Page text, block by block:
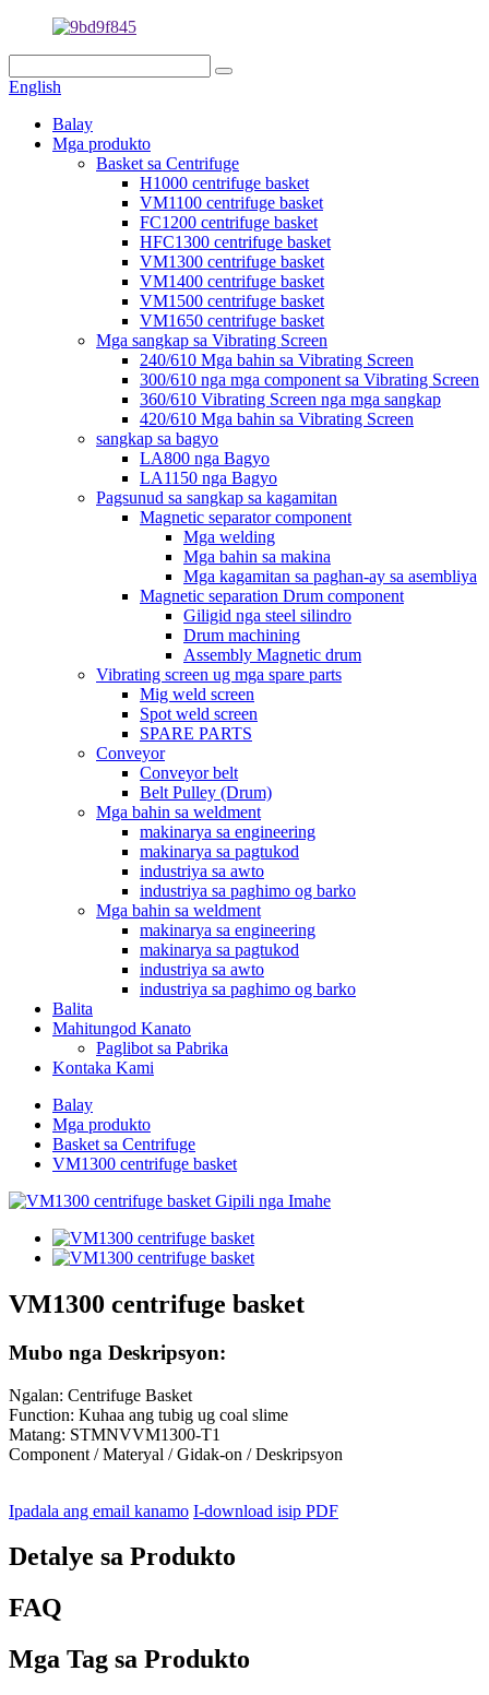
English
Balay
Mga produkto
Basket sa Centrifuge
H1000 centrifuge basket
VM1100 centrifuge basket
FC1200 centrifuge basket
HFC1300 centrifuge basket
VM1300 centrifuge basket
VM1400 centrifuge basket
VM1500 centrifuge basket
VM1650 centrifuge basket
Mga sangkap sa Vibrating Screen
240/610 Mga bahin sa Vibrating Screen
300/610 nga mga component sa Vibrating Screen
360/610 Vibrating Screen nga mga sangkap
420/610 Mga bahin sa Vibrating Screen
sangkap sa bagyo
LA800 nga Bagyo
LA1150 nga Bagyo
Pagsunud sa sangkap sa kagamitan
Magnetic separator component
Mga welding
Mga bahin sa makina
Mga kagamitan sa paghan-ay sa asembliya
Magnetic separation Drum component
Giligid nga steel silindro
Drum machining
Assembly Magnetic drum
Vibrating screen ug mga spare parts
Mig weld screen
Spot weld screen
SPARE PARTS
Conveyor
Conveyor belt
Belt Pulley (Drum)
Mga bahin sa weldment
makinarya sa engineering
makinarya sa pagtukod
industriya sa awto
industriya sa paghimo og barko
Mga bahin sa weldment
makinarya sa engineering
makinarya sa pagtukod
industriya sa awto
industriya sa paghimo og barko
Balita
Mahitungod Kanato
Paglibot sa Pabrika
Kontaka Kami
Balay
Mga produkto
Basket sa Centrifuge
VM1300 centrifuge basket
VM1300 centrifuge basket
Mubo nga Deskripsyon:
Ngalan: Centrifuge Basket
Function: Kuhaa ang tubig ug coal slime
Matang: STMNVVM1300-T1
Component / Materyal / Gidak-on / Deskripsyon
Ipadala ang email kanamo I-download isip PDF
Detalye sa Produkto
FAQ
Mga Tag sa Produkto